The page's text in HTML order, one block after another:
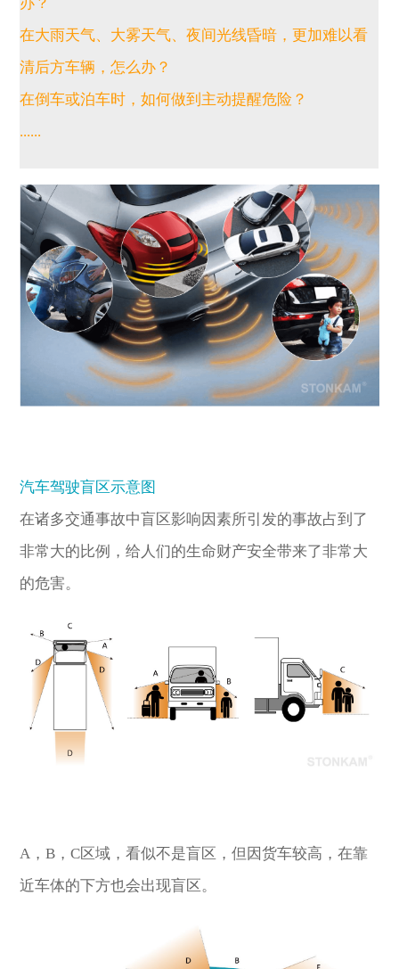
在大雨天气、大雾天气、夜间光线昏暗，更加难以看
清后方车辆，怎么办？
在倒车或泊车时，如何做到主动提醒危险？
......
汽车驾驶盲区示意图
在诸多交通事故中盲区影响因素所引发的事故占到了
非常大的比例，给人们的生命财产安全带来了非常大
的危害。
A，B，C区域，看似不是盲区，但因货车较高，在靠
近车体的下方也会出现盲区。